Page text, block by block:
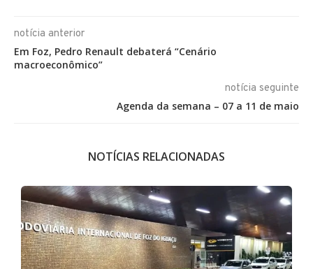
notícia anterior
Em Foz, Pedro Renault debaterá “Cenário
macroeconômico”
notícia seguinte
Agenda da semana – 07 a 11 de maio
NOTÍCIAS RELACIONADAS